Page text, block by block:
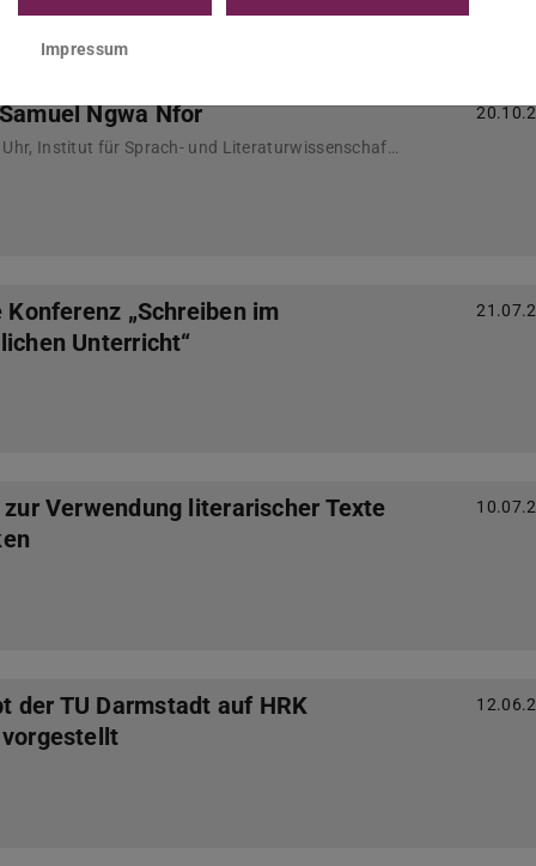
Ngwa Nfor
25. Oktober 2023, 9:00 Uhr, Institut für Sprach- und Literaturwissenschaft, Ort: S3|13 16 (Residenzschloss)
„Schreiben im
Unterricht“
Verwendung literarischer Texte
der TU Darmstadt auf HRK
Impressum